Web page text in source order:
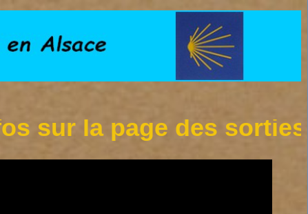
la page des sorties